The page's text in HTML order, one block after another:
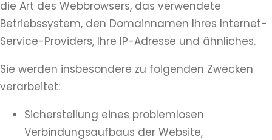
die Art des Webbrowsers, das verwendete
Betriebssystem, den Domainnamen Ihres Internet-
Service-Providers, Ihre IP-Adresse und ähnliches.
Sie werden insbesondere zu folgenden Zwecken
verarbeitet:
Sicherstellung eines problemlosen
Verbindungsaufbaus der Website,